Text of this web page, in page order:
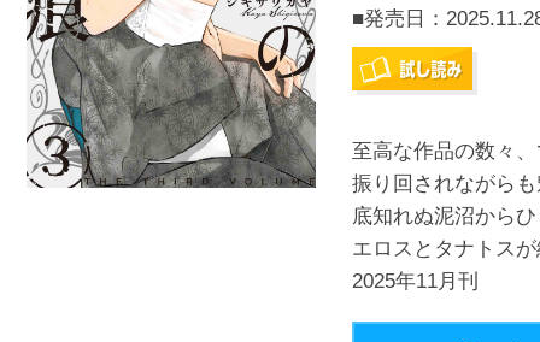
■発売日：
至高な作品の数々
振り回されながら
底知れぬ泥沼から
エロスとタナトス
2025年11月刊